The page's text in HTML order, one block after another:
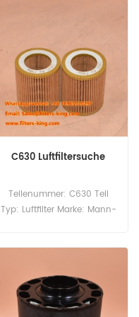
C630 Luftfiltersuche
Teilenummer: C630 Teil
Typ: Luftfilter Marke: Mann-